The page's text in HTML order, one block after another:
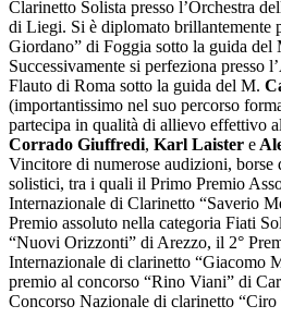
Clarinetto Solista presso l’Orchestra
di Liegi. Si è diplomato brillantemente
Giordano” di Foggia sotto la guida del
Successivamente si perfeziona presso
Flauto di Roma sotto la guida del M.
(importantissimo nel suo percorso
partecipa in qualità di allievo effettivo
Corrado Giuffredi, Karl Laister e
Vincitore di numerose audizioni, borse
solistici, tra i quali il Primo Premio
Internazionale di Clarinetto “Saverio
Premio assoluto nella categoria Fiati
“Nuovi Orizzonti” di Arezzo, il 2°
Internazionale di clarinetto “Giacomo
premio al concorso “Rino Viani” di
Concorso Nazionale di clarinetto “Ciro